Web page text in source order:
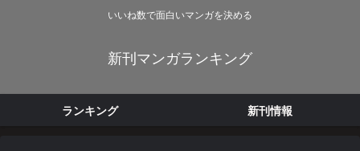
いいね数で面白いマンガを決める
新刊マンガランキング
ランキング 新刊情報